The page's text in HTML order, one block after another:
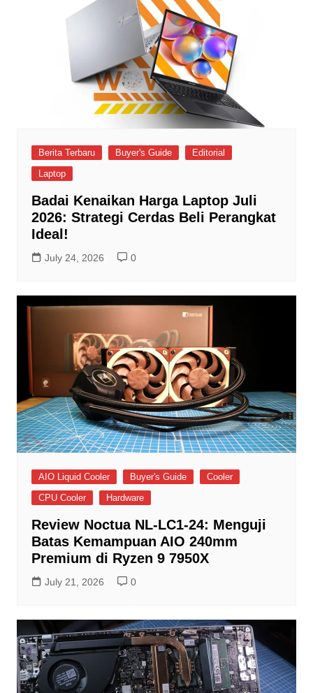
Berita Terbaru Buyer's Guide
Editorial
Laptop
Badai Kenaikan Harga Laptop Juli
2026: Strategi Cerdas Beli Perangkat
Ideal!
July 24, 2026 0
AIO Liquid Cooler Buyer's Guide
Cooler
CPU Cooler
Hardware
Review Noctua NL-LC1-24: Menguji
Batas Kemampuan AIO 240mm
Premium di Ryzen 9 7950X
July 21, 2026 0